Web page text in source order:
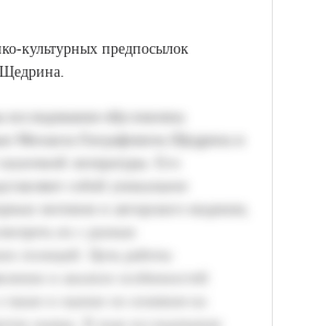
культурных предпосылок